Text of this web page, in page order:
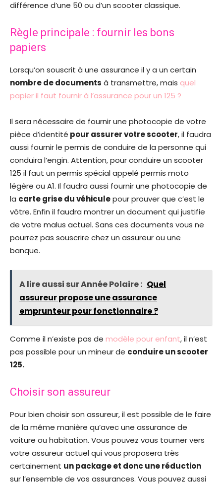
différence d’une 50 ou d’un scooter classique.
Règle principale : fournir les bons
papiers
Lorsqu’on souscrit à une assurance il y a un certain
nombre de documents à transmettre, mais quel
papier il faut fournir à l’assurance pour un 125 ?
Il sera nécessaire de fournir une photocopie de votre
pièce d’identité pour assurer votre scooter, il faudra
aussi fournir le permis de conduire de la personne qui
conduira l’engin. Attention, pour conduire un scooter
125 il faut un permis spécial appelé permis moto
légère ou A1. Il faudra aussi fournir une photocopie de
la carte grise du véhiculepour prouver que c’est le
vôtre. Enfin il faudra montrer un document qui justifie
de votre malus actuel. Sans ces documents vous ne
pourrez pas souscrire chez un assureur ou une
banque.
A lire aussi sur Année Polaire : Quel
assureur propose une assurance
emprunteur pour fonctionnaire ?
Comme il n’existe pas de modèle pour enfant, il n’est
pas possible pour un mineur de conduire un scooter
125.
Choisir son assureur
Pour bien choisir son assureur, il est possible de le faire
de la même manière qu’avec une assurance de
voiture ou habitation. Vous pouvez vous tourner vers
votre assureur actuel qui vous proposera très
certainement un package et donc une réduction
sur l’ensemble de vos assurances. Vous pouvez aussi